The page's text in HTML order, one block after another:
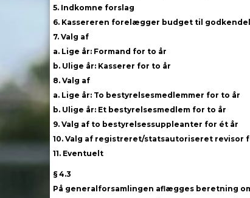
5. Indkomne forslag
6. Kassereren forelægger budget til
7. Valg af
a. Lige år: Formand for to år
b. Ulige år: Kasserer for to år
8. Valg af
a. Lige år: To bestyrelsesmedlemmer for to år
b. Ulige år: Et bestyrelsesmedlem for to år
9. Valg af to bestyrelsessuppleanter for ét år
10. Valg af registreret/statsautoriseret revisor
11. Eventuelt
§ 4.3
På generalforsamlingen aflægges beretning